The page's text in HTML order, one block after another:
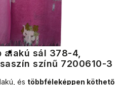
sál 378-4,
színű 7200610-3
és többféleképpen köthető